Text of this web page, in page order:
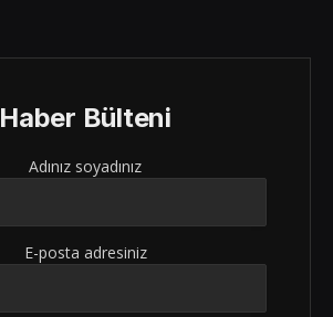
Haber Bülteni
Adınız soyadınız
E-posta adresiniz